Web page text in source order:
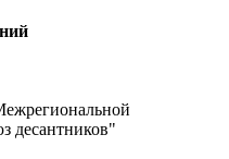
десантников"